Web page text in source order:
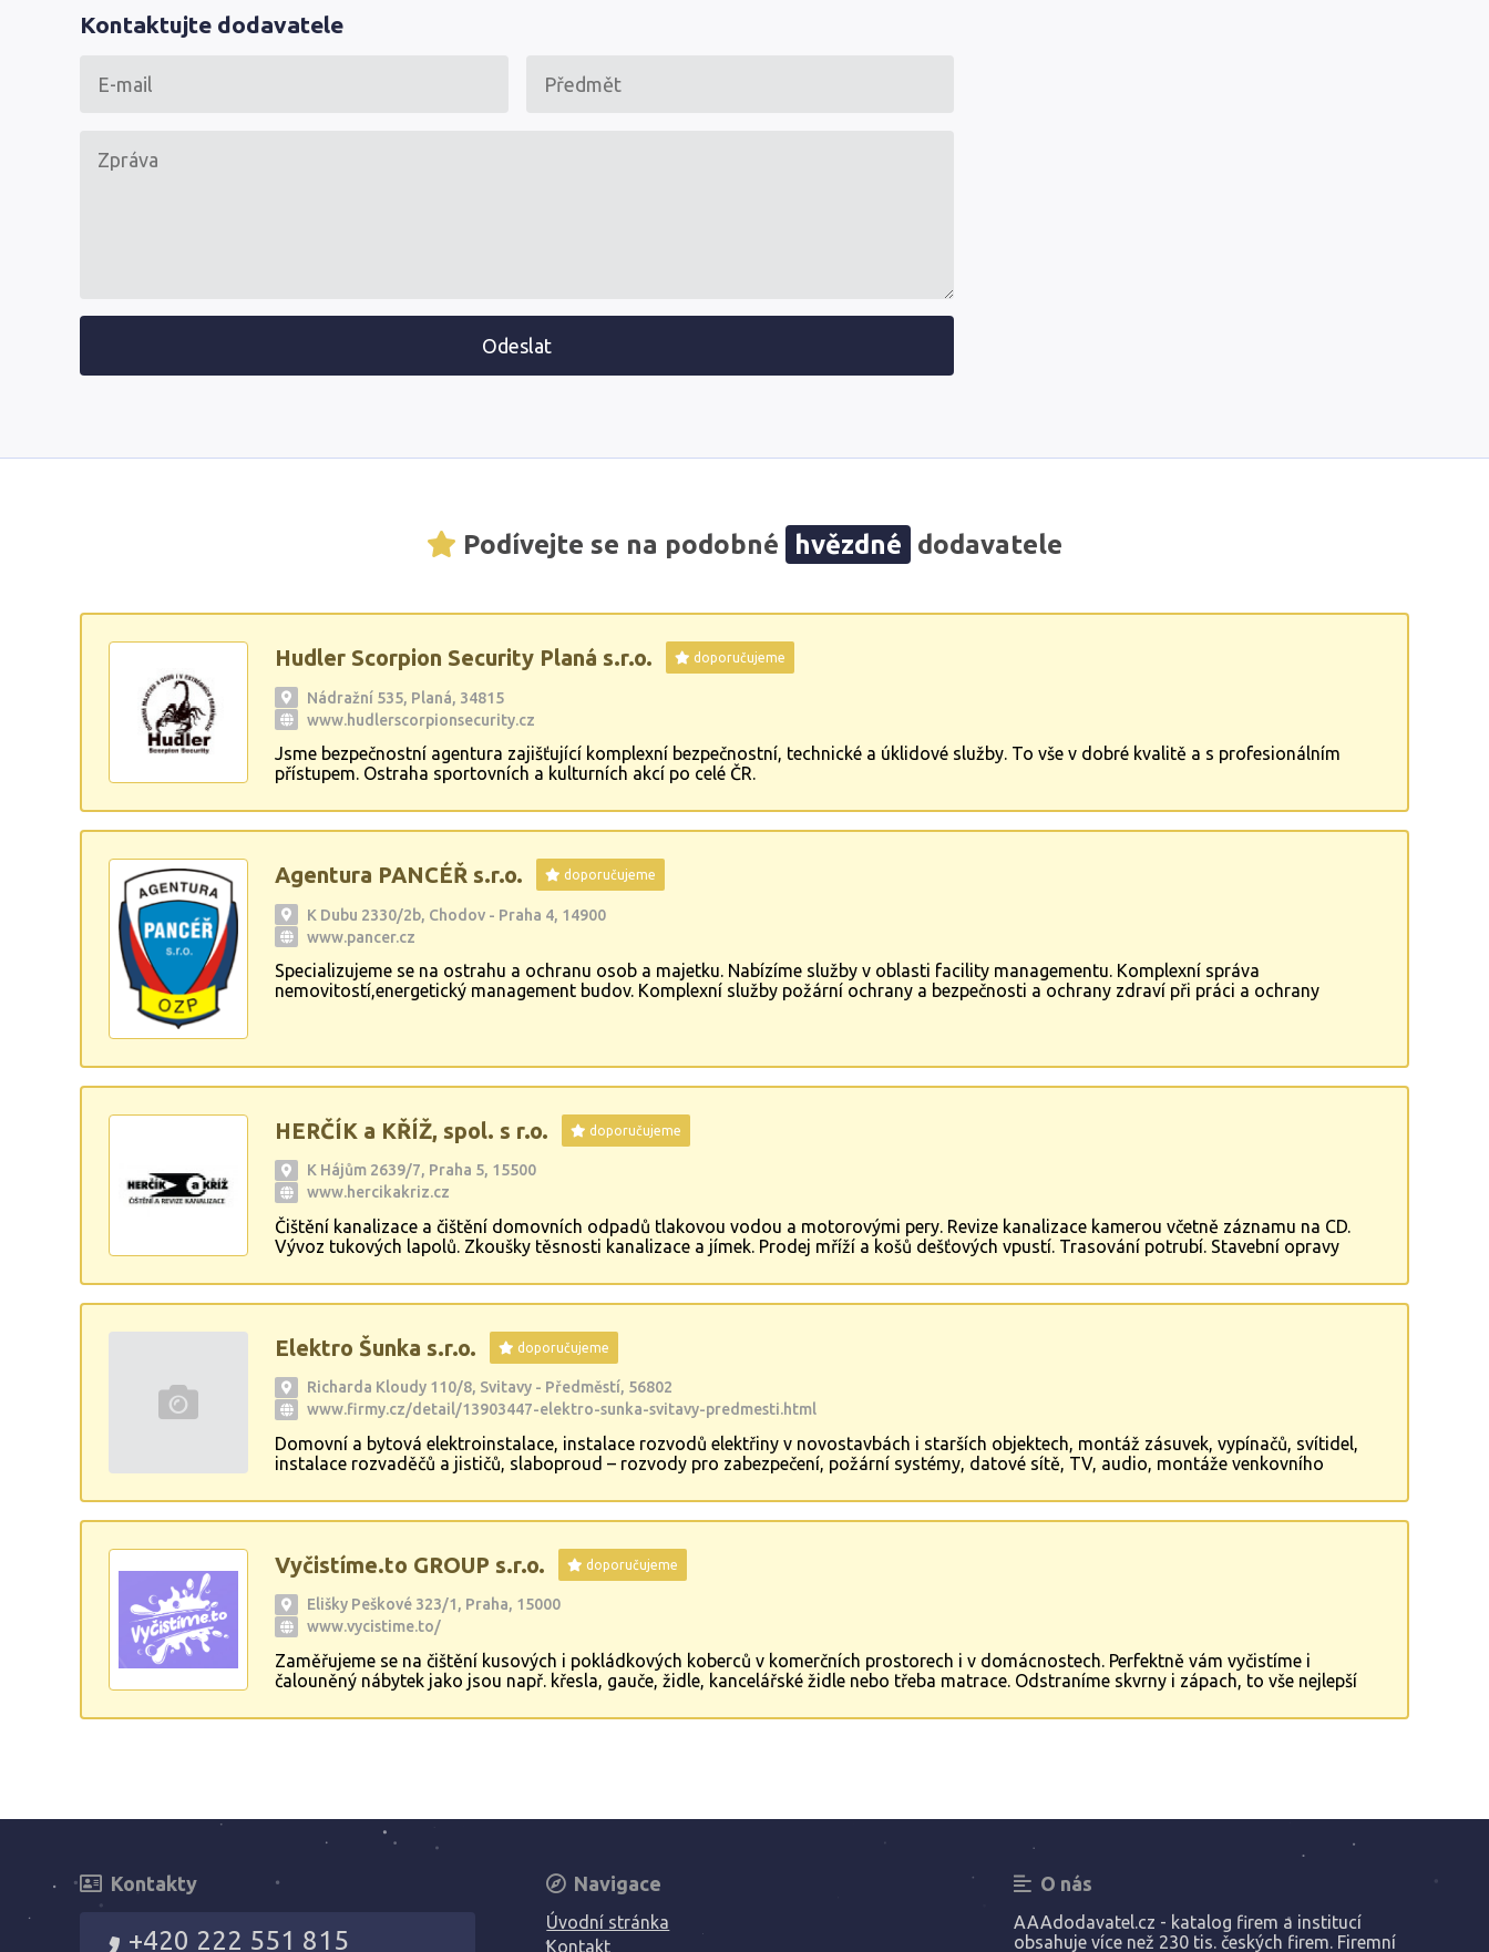
Kontaktujte dodavatele
Odeslat
Podívejte se na podobné hvězdné dodavatele
Hudler Scorpion Security Planá s.r.o. doporučujeme
Nádražní 535, Planá, 34815
www.hudlerscorpionsecurity.cz
Jsme bezpečnostní agentura zajišťující komplexní bezpečnostní, technické a úklidové služby. To vše v dobré kvalitě a s profesionálním
přístupem. Ostraha sportovních a kulturních akcí po celé ČR.
Agentura PANCÉŘ s.r.o. doporučujeme
K Dubu 2330/2b, Chodov - Praha 4, 14900
www.pancer.cz
Specializujeme se na ostrahu a ochranu osob a majetku. Nabízíme služby v oblasti facility managementu. Komplexní správa
nemovitostí,energetický management budov. Komplexní služby požární ochrany a bezpečnosti a ochrany zdraví při práci a ochrany
HERČÍK a KŘÍŽ, spol. s r.o. doporučujeme
K Hájům 2639/7, Praha 5, 15500
www.hercikakriz.cz
Čištění kanalizace a čištění domovních odpadů tlakovou vodou a motorovými pery. Revize kanalizace kamerou včetně záznamu na CD.
Vývoz tukových lapolů. Zkoušky těsnosti kanalizace a jímek. Prodej mříží a košů dešťových vpustí. Trasování potrubí. Stavební opravy
frézování řízenou robotickou frézou. Kompletní servis při řešení problémů s provozem a výstabou kanalizací.
Elektro Šunka s.r.o. doporučujeme
Richarda Kloudy 110/8, Svitavy - Předměstí, 56802
www.firmy.cz/detail/13903447-elektro-sunka-svitavy-predmesti.html
Domovní a bytová elektroinstalace, instalace rozvodů elektřiny v novostavbách i starších objektech, montáž zásuvek, vypínačů, svítidel,
instalace rozvaděčů a jističů, slaboproud – rozvody pro zabezpečení, požární systémy, datové sítě, TV, audio, montáže venkovního
Vyčistíme.to GROUP s.r.o. doporučujeme
Elišky Peškové 323/1, Praha, 15000
www.vycistime.to/
Zaměřujeme se na čištění kusových i pokládkových koberců v komerčních prostorech i v domácnostech. Perfektně vám vyčistíme i
čalouněný nábytek jako jsou např. křesla, gauče, židle, kancelářské židle nebo třeba matrace. Odstraníme skvrny i zápach, to vše nejlepší
Kontakty
+420 222 551 815
Navigace
Úvodní stránka
Kontakt
O nás
AAAdodavatel.cz - katalog firem a institucí
obsahuje více než 230 tis. českých firem. Firemní